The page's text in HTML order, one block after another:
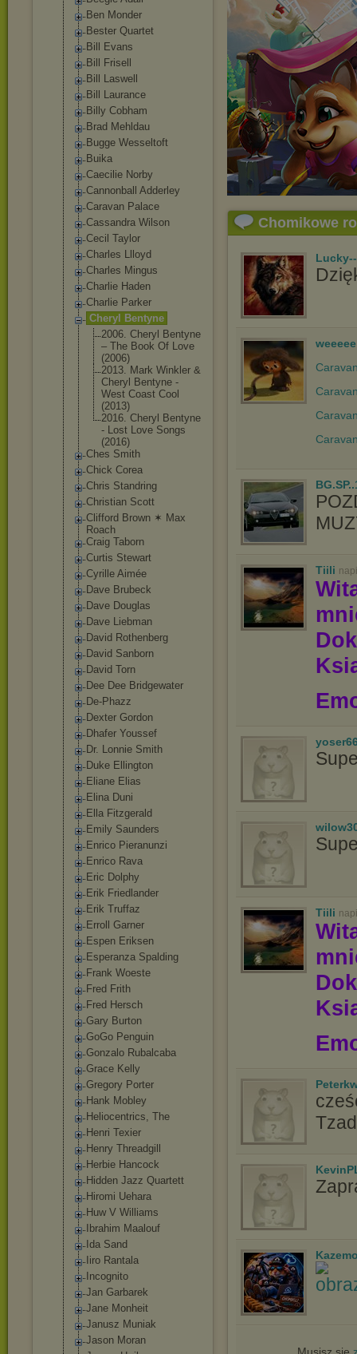
Ben Monder
Bester Quartet
Bill Evans
Bill Frisell
Bill Laswell
Bill Laurance
Billy Cobham
Brad Mehldau
Bugge Wesseltoft
Buika
Caecilie Norby
Cannonball Adderley
Caravan Palace
Cassandra Wilson
Cecil Taylor
Charles Llloyd
Charles Mingus
Charlie Haden
Charlie Parker
Cheryl Bentyne
2006. Cheryl Bentyne
‎– The Book Of Love
(2006)
2013. Mark Winkler &
Cheryl Bentyne -
West Coast Cool
(2013)
2016. Cheryl Bentyne
- Lost Love Songs
(2016)
Ches Smith
Chick Corea
Chris Standring
Christian Scott
Clifford Brown ✶ Max
Roach
Craig Taborn
Curtis Stewart
Cyrille Aimée
Dave Brubeck
Dave Douglas
Dave Liebman
David Rothenberg
David Sanborn
David Torn
Dee Dee Bridgewater
De-Phazz
Dexter Gordon
Dhafer Youssef
Dr. Lonnie Smith
Duke Ellington
Eliane Elias
Elina Duni
Ella Fitzgerald
Emily Saunders
Enrico Pieranunzi
Enrico Rava
Eric Dolphy
Erik Friedlander
Erik Truffaz
Erroll Garner
Espen Eriksen
Esperanza Spalding
Frank Woeste
Fred Frith
Fred Hersch
Gary Burton
GoGo Penguin
Gonzalo Rubalcaba
Grace Kelly
Gregory Porter
Hank Mobley
Heliocentrics, The
Henri Texier
Henry Threadgill
Herbie Hancock
Hidden Jazz Quartett
Hiromi Uehara
Huw V Williams
Ibrahim Maalouf
Ida Sand
Iiro Rantala
Incognito
Jan Garbarek
Jane Monheit
Janusz Muniak
Jason Moran
Chomikowe
weeeee
Tiili
Tiili